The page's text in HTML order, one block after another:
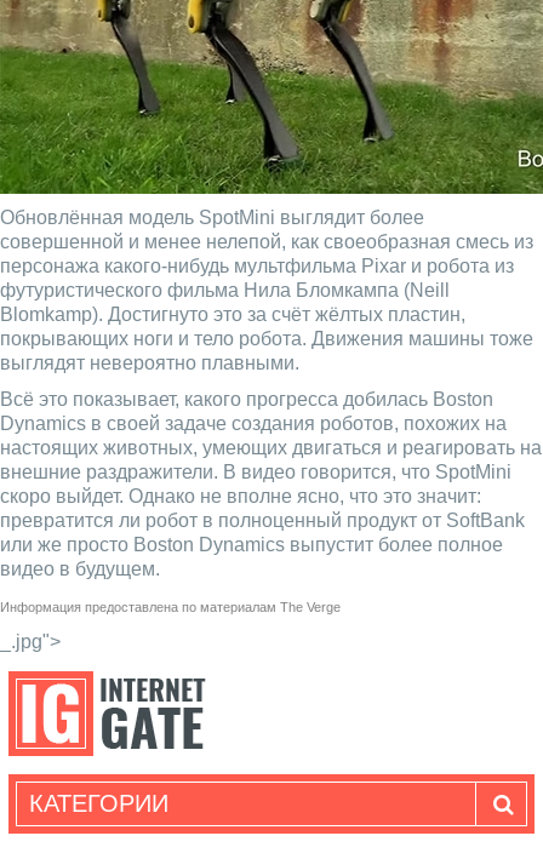
Обновлённая модель SpotMini выглядит более
совершенной и менее нелепой, как своеобразная смесь из
персонажа какого-нибудь мультфильма Pixar и робота из
футуристического фильма Нила Бломкампа (Neill
Blomkamp). Достигнуто это за счёт жёлтых пластин,
покрывающих ноги и тело робота. Движения машины тоже
выглядят невероятно плавными.
Всё это показывает, какого прогресса добилась Boston
Dynamics в своей задаче создания роботов, похожих на
настоящих животных, умеющих двигаться и реагировать на
внешние раздражители. В видео говорится, что SpotMini
скоро выйдет. Однако не вполне ясно, что это значит:
превратится ли робот в полноценный продукт от SoftBank
или же просто Boston Dynamics выпустит более полное
видео в будущем.
Информация предоставлена по материалам The Verge
_.jpg">
КАТЕГОРИИ